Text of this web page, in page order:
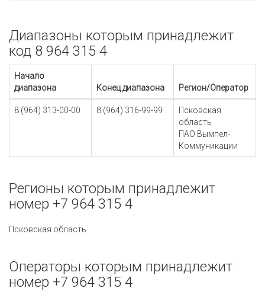
Диапазоны которым принадлежит
код 8 964 315 4
Начало
диапазона
Конец диапазона Регион/Оператор
8 (964) 313-00-00 8 (964) 316-99-99
Псковская
область
ПАО Вымпел-
Коммуникации
Регионы которым принадлежит
номер +7 964 315 4
Псковская область
Операторы которым принадлежит
номер +7 964 315 4